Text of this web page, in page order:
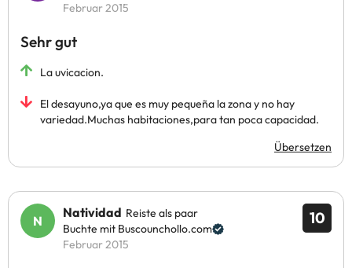
Februar 2015
Sehr gut
La uvicacion.
El desayuno,ya que es muy pequeña la zona y no hay
variedad.Muchas habitaciones,para tan poca capacidad.
Übersetzen
10
Natividad Reiste als paar
Buchte mit Buscounchollo.com
Februar 2015